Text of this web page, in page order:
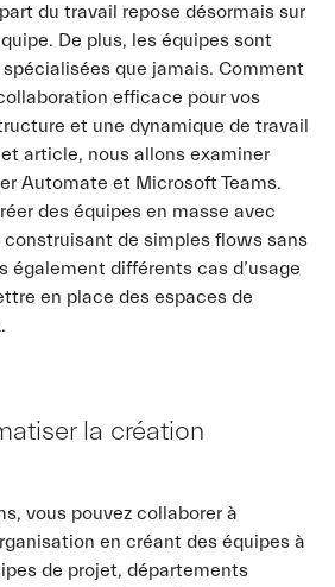
du travail repose désormais sur
De plus, les équipes sont
que jamais. Comment
efficace pour vos
et une dynamique de travail
article, nous allons examiner
Automate et Microsoft Teams.
des équipes en masse avec
de simples flows sans
également différents cas d’usage
en place des espaces de
la création
vous pouvez collaborer à
en créant des équipes à
de projet, départements